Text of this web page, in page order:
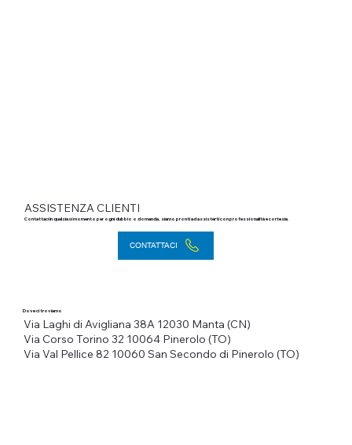
Contattaci in qualsiasi momento per ogni dubbio o domanda, siamo pronti ad assisterti con professionalità e cortesia.
CONTATTACI
ASSISTENZA CLIENTI
Dove ci troviamo
Via Laghi di Avigliana 38A 12030 Manta (CN)
Via Val Pellice 82 10060 San Secondo di Pinerolo (TO)
Via Corso Torino 32 10064 Pinerolo (TO)